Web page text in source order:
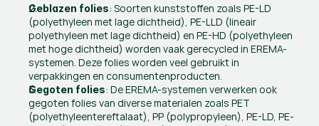
Geblazen folies: Soorten kunststoffen zoals PE-LD
(polyethyleen met lage dichtheid), PE-LLD (lineair
polyethyleen met lage dichtheid) en PE-HD (polyethyleen
met hoge dichtheid) worden vaak gerecycled in EREMA-
systemen. Deze folies worden veel gebruikt in
verpakkingen en consumentenproducten.
Gegoten folies: De EREMA-systemen verwerken ook
gegoten folies van diverse materialen zoals PET
(polyethyleentereftalaat), PP (polypropyleen), PE-LD, PE-